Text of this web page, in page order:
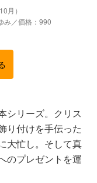
月）
み／価格：990
シリーズ。クリス
り付けを手伝った
大忙し。そして真
のプレゼントを運